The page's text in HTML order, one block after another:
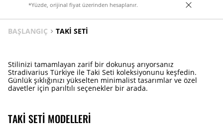
*Yüzde, orijinal fiyat üzerinden hesaplanır.
BAŞLANGIÇ TAKI SETI
Stilinizi tamamlayan zarif bir dokunuş arıyorsanız
Stradivarius Türkiye ile Taki Seti koleksiyonunu keşfedin.
Günlük şıklığınızı yükselten minimalist tasarımlar ve özel
davetler için parıltılı seçenekler bir arada.
TAKI SETI MODELLERI